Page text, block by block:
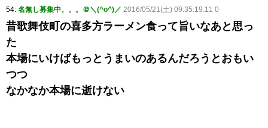
54: 名無し募集中。。。＠＼(^o^)／ 2016/05/21(土) 09:35:19.11 0
昔歌舞伎町の喜多方ラーメン食って旨いなあと思っ
た
本場にいけばもっとうまいのあるんだろうとおもい
つつ
なかなか本場に逝けない